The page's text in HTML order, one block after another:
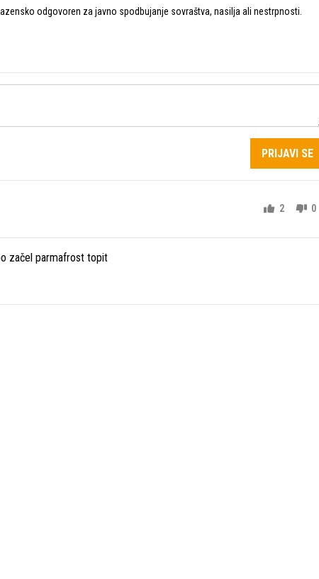
odgovoren za javno spodbujanje sovraštva, nasilja ali nestrpnosti.
PRIJAVI SE
2 0
začel parmafrost topit